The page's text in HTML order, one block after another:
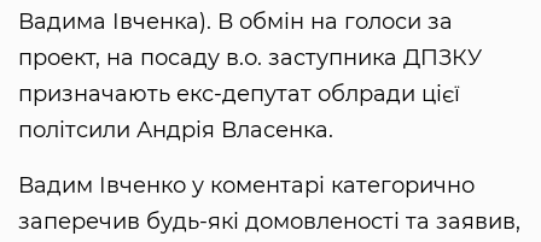
Вадима Івченка). В обмін на голоси за
проект, на посаду в.о. заступника ДПЗКУ
призначають екс-депутат облради цієї
політсили Андрія Власенка.
Вадим Івченко у коментарі категорично
заперечив будь-які домовленості та заявив,